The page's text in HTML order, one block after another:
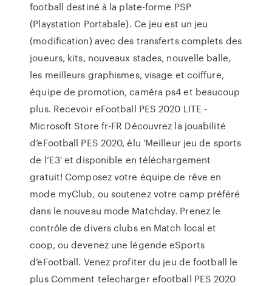
football destiné à la plate-forme PSP
(Playstation Portabale). Ce jeu est un jeu
(modification) avec des transferts complets des
joueurs, kits, nouveaux stades, nouvelle balle,
les meilleurs graphismes, visage et coiffure,
équipe de promotion, caméra ps4 et beaucoup
plus. Recevoir eFootball PES 2020 LITE -
Microsoft Store fr-FR Découvrez la jouabilité
d’eFootball PES 2020, élu 'Meilleur jeu de sports
de l’E3' et disponible en téléchargement
gratuit! Composez votre équipe de rêve en
mode myClub, ou soutenez votre camp préféré
dans le nouveau mode Matchday. Prenez le
contrôle de divers clubs en Match local et
coop, ou devenez une légende eSports
d’eFootball. Venez profiter du jeu de football le
plus Comment telecharger efootball PES 2020